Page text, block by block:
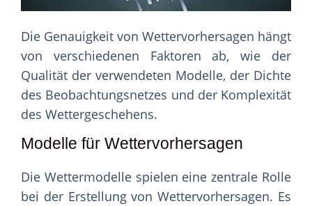
Die Genauigkeit von Wettervorhersagen hängt
von verschiedenen Faktoren ab, wie der
Qualität der verwendeten Modelle, der Dichte
des Beobachtungsnetzes und der Komplexität
des Wettergeschehens.
Modelle für Wettervorhersagen
Die Wettermodelle spielen eine zentrale Rolle
bei der Erstellung von Wettervorhersagen. Es